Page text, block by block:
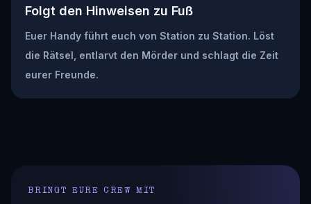
Folgt den Hinweisen zu Fuß
Euer Handy führt euch von Station zu Station. Löst
die Rätsel, entlarvt den Mörder und schlagt die Zeit
eurer Freunde.
BRINGT EURE CREW MIT